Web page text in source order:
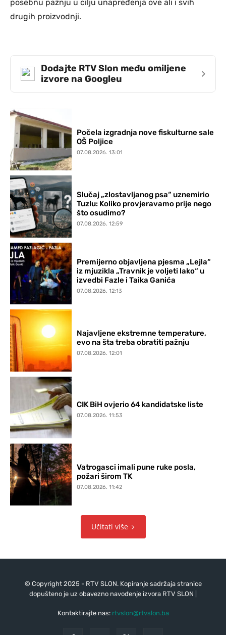
posebnu pažnju u cilju unapređenja ove ali i svih
drugih proizvodnji.
Dodajte RTV Slon među omiljene
izvore na Googleu
›
Počela izgradnja nove fiskulturne sale
OŠ Poljice
07.08.2026. 13:01
Slučaj „zlostavljanog psa“ uznemirio
Tuzlu: Koliko provjeravamo prije nego
što osudimo?
07.08.2026. 12:59
Premijerno objavljena pjesma „Lejla“
iz mjuzikla „Travnik je voljeti lako“ u
izvedbi Fazle i Taika Ganića
07.08.2026. 12:13
Najavljene ekstremne temperature,
evo na šta treba obratiti pažnju
07.08.2026. 12:01
CIK BiH ovjerio 64 kandidatske liste
07.08.2026. 11:53
Vatrogasci imali pune ruke posla,
požari širom TK
07.08.2026. 11:42
Učitati više
© Copyright 2025 - RTV SLON. Kopiranje sadržaja stranice
dopušteno je uz obavezno navođenje izvora RTV SLON |
Kontaktirajte nas: rtvslon@rtvslon.ba